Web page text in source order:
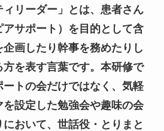
リーダー」とは、患者さん
アサポート）を目的として含
画したり幹事を務めたりし
方を表す言葉です。本研修で
トの会だけではなく、気軽
設定した勉強会や趣味の会
おいて、世話役・とりまと